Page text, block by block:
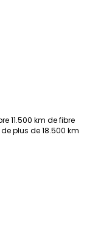
11.500 km de fibre
plus de 18.500 km